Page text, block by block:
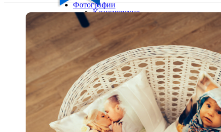
Ваш город:
Ваш регион доставки
Выберите из списка:
Фотографии
Классические
фото
10х10
10х15
13х18
15х15
15х20
20х20
20х30
30х30
30х40
А4
Фото
в